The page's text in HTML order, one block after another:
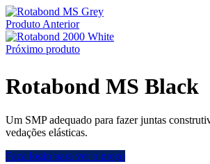
Produto Anterior
Próximo produto
Rotabond MS Black
Um SMP adequado para fazer juntas
vedações elásticas.
Faça login para ver o preço